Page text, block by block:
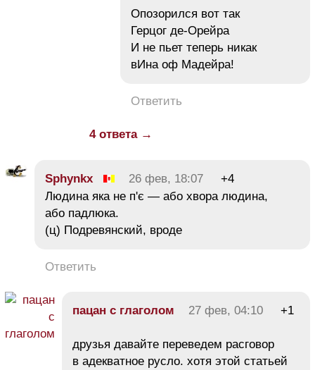
Опозорился вот так
Герцог де-Орейра
И не пьет теперь никак
вИна оф Мадейра!
Ответить
4 ответа →
Sphynkx 26 фев, 18:07
+4
Людина яка не п'є — або хвора людина,
або падлюка.
(ц) Подревянский, вроде
Ответить
пацан с глаголом 27 фев, 04:10 +1
друзья давайте переведем расговор
в адекватное русло. хотя этой статьей